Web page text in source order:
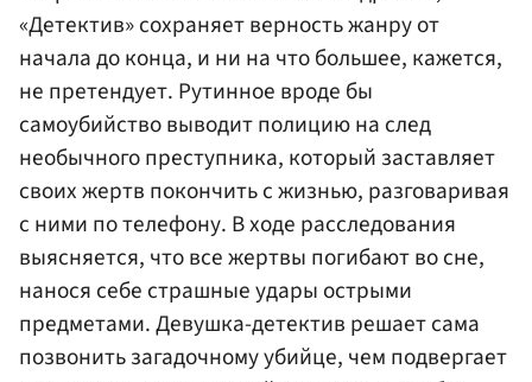
«Детектив» сохраняет верность жанру от
начала до конца, и ни на что большее, кажется,
не претендует. Рутинное вроде бы
самоубийство выводит полицию на след
необычного преступника, который заставляет
своих жертв покончить с жизнью, разговаривая
с ними по телефону. В ходе расследования
выясняется, что все жертвы погибают во сне,
нанося себе страшные удары острыми
предметами. Девушка-детектив решает сама
позвонить загадочному убийце, чем подвергает